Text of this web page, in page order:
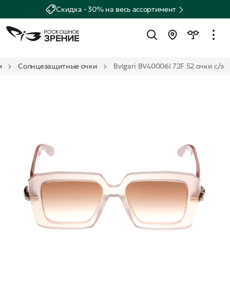
Скидка - 30% на весь ассортимент
Солнцезащитные очки Bvlgari BV40006I 72F 52 очки с/з